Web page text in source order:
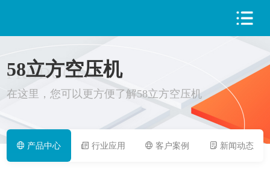
PRODUCT
58立方空压机
在这里，您可以更方便了解58立方空压机
产品中心 行业应用 客户案例 新闻动态